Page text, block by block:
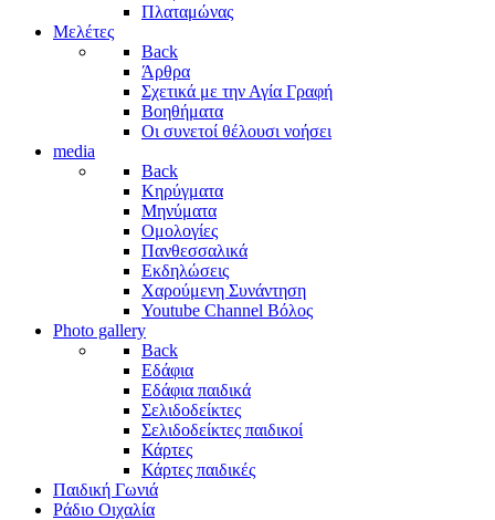
Πλαταμώνας
Μελέτες
Back
Άρθρα
Σχετικά με την Αγία Γραφή
Βοηθήματα
Οι συνετοί θέλουσι νοήσει
media
Back
Κηρύγματα
Μηνύματα
Ομολογίες
Πανθεσσαλικά
Εκδηλώσεις
Χαρούμενη Συνάντηση
Youtube Channel Βόλος
Photo gallery
Back
Εδάφια
Εδάφια παιδικά
Σελιδοδείκτες
Σελιδοδείκτες παιδικοί
Κάρτες
Κάρτες παιδικές
Παιδική Γωνιά
Ράδιο Οιχαλία